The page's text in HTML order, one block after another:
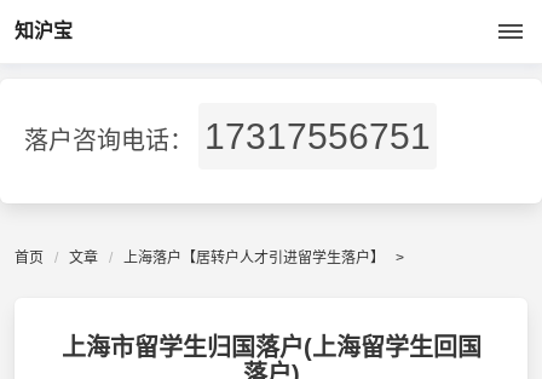
知沪宝
落户咨询电话： 17317556751
首页 文章 上海落户【居转户人才引进留学生落户】 >
上海市留学生归国落户(上海留学生回国